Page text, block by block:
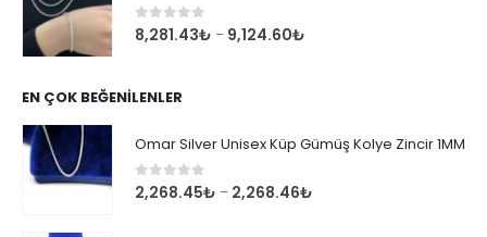
0 out of 5
8,281.43₺ – 9,124.60₺
EN ÇOK BEĞENILENLER
Omar Silver Unisex Küp Gümüş Kolye Zincir 1MM
0 out of 5
2,268.45₺ – 2,268.46₺